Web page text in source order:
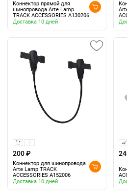
Коннектор прямой для
шинопровода Arte Lamp
TRACK ACCESSORIES A130206
Доставка 10 дней
200 ₽
Коннектор для шинопровода
Arte Lamp TRACK
ACCESSORIES A152006
Доставка 10 дней